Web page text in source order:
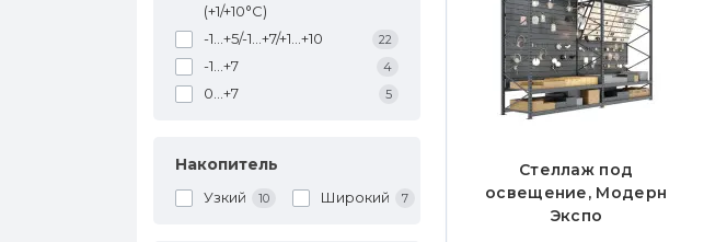
(+1/+10°C)
-1...+5/-1...+7/+1...+10 22
-1...+7 4
0…+7 5
Накопитель
Узкий 10 Широкий 7
Стеллаж под
освещение, Модерн
Экспо